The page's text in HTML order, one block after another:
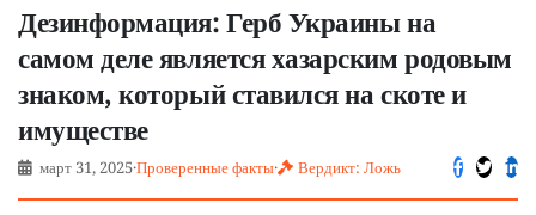
Дезинформация: Герб Украины на
самом деле является хазарским родовым
знаком, который ставился на скоте и
имуществе
март 31, 2025·Проверенные факты· Вердикт: Ложь